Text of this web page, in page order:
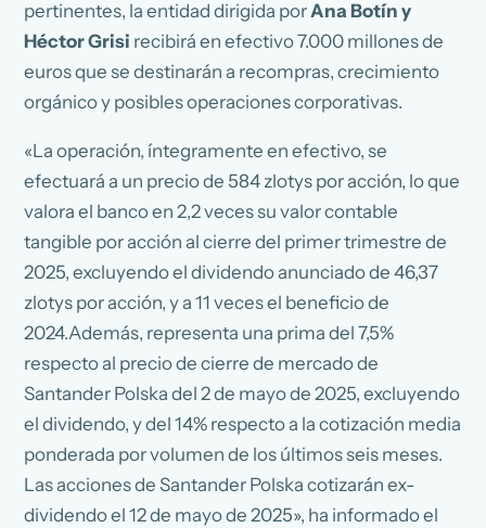
pertinentes, la entidad dirigida porAna Botín y
Héctor Grisi recibirá en efectivo 7.000 millones de
euros que se destinarán a recompras, crecimiento
orgánico y posibles operaciones corporativas.
«La operación, íntegramente en efectivo, se
efectuará a un precio de 584 zlotys por acción, lo que
valora el banco en 2,2 veces su valor contable
tangible por acción al cierre del primer trimestre de
2025, excluyendo el dividendo anunciado de 46,37
zlotys por acción, y a 11 veces el beneficio de
2024.Además, representa una prima del 7,5%
respecto al precio de cierre de mercado de
Santander Polska del 2 de mayo de 2025, excluyendo
el dividendo, y del 14% respecto a la cotización media
ponderada por volumen de los últimos seis meses.
Las acciones de Santander Polska cotizarán ex-
dividendo el 12 de mayo de 2025», ha informado el